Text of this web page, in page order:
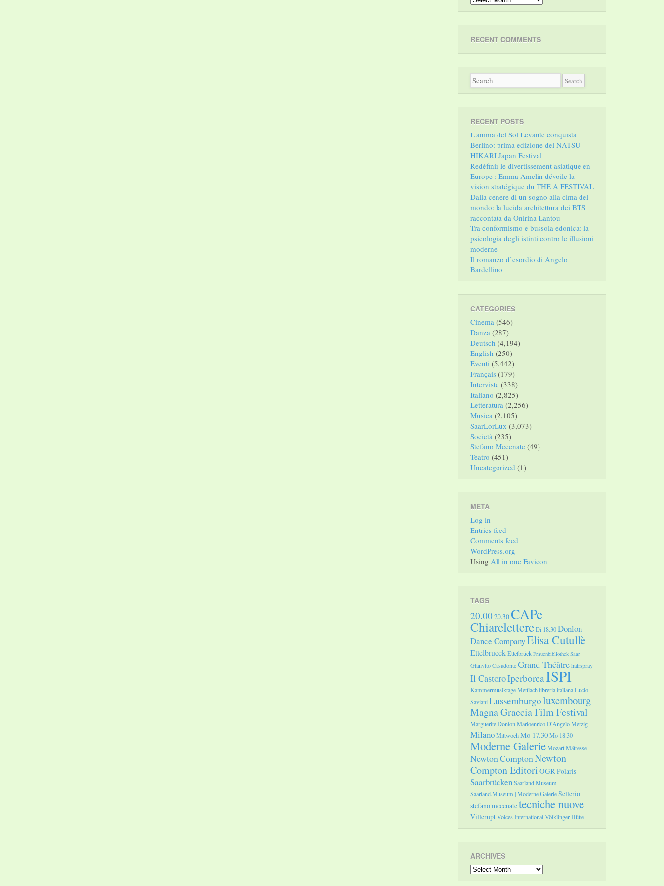
RECENT COMMENTS
RECENT POSTS
L’anima del Sol Levante conquista
Berlino: prima edizione del NATSU
HIKARI Japan Festival
Redéfinir le divertissement asiatique en
Europe : Emma Amelin dévoile la
vision stratégique du THE A FESTIVAL
Dalla cenere di un sogno alla cima del
mondo: la lucida architettura dei BTS
raccontata da Onirina Lantou
Tra conformismo e bussola edonica: la
psicologia degli istinti contro le illusioni
moderne
Il romanzo d’esordio di Angelo
Bardellino
CATEGORIES
Cinema (546)
Danza (287)
Deutsch (4,194)
English (250)
Eventi (5,442)
Français (179)
Interviste (338)
Italiano (2,825)
Letteratura (2,256)
Musica (2,105)
SaarLorLux (3,073)
Società (235)
Stefano Mecenate (49)
Teatro (451)
Uncategorized (1)
META
Log in
Entries feed
Comments feed
WordPress.org
Using All in one Favicon
TAGS
20.00 20.30CAPe
ChiarelettereDi 18.30Donlon
Dance CompanyElisa Cutullè
EttelbrueckEttelbrück Frauenbibliothek Saar
Gianvito CasadonteGrand Théâtrehairspray
Il CastoroIperboreaISPI
Kammermusiktage Mettlachlibreria italianaLucio
SavianiLussemburgoluxembourg
Magna Graecia Film Festival
Marguerite DonlonMarioenrico D'AngeloMerzig
MilanoMittwochMo 17.30Mo 18.30
Moderne GalerieMozartMätresse
Newton ComptonNewton
Compton Editori OGRPolaris
SaarbrückenSaarland.Museum
Saarland.Museum | Moderne GalerieSellerio
stefano mecenatetecniche nuove
VilleruptVoices InternationalVölklinger Hütte
ARCHIVES
Archives